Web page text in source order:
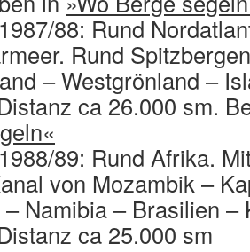
88: Rund
Rund
– Westgrönland –
ca 26.000 sm.
89: Rund Afrika.
von Mozambik –
– Namibia – Brasilien –
ca 25.000 sm